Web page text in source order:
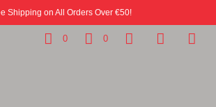
Shipping on All Orders Over €50!
0 0